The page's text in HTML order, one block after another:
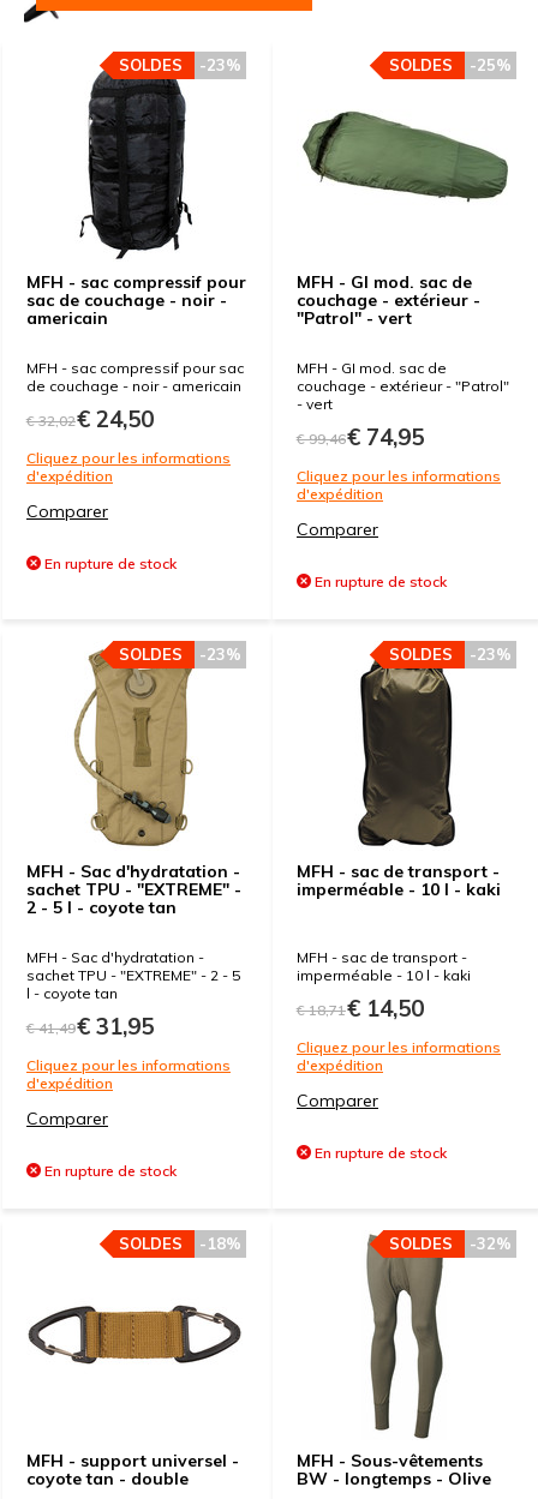
MFH - sac compressif pour
sac de couchage - noir -
americain
-23%
SOLDES
MFH - sac compressif pour sac
de couchage - noir - americain
€ 32,02€ 24,50
Cliquez pour les informations
d'expédition
Comparer
En rupture de stock
MFH - GI mod. sac de
couchage - extérieur -
"Patrol" - vert
-25%
SOLDES
MFH - GI mod. sac de
couchage - extérieur - "Patrol"
- vert
€ 99,46€ 74,95
Cliquez pour les informations
d'expédition
Comparer
En rupture de stock
MFH - Sac d'hydratation -
sachet TPU - "EXTREME" -
2 - 5 l - coyote tan
-23%
SOLDES
MFH - Sac d'hydratation -
sachet TPU - "EXTREME" - 2 - 5
l - coyote tan
€ 41,49€ 31,95
Cliquez pour les informations
d'expédition
Comparer
En rupture de stock
MFH - sac de transport -
imperméable - 10 l - kaki
-23%
SOLDES
MFH - sac de transport -
imperméable - 10 l - kaki
€ 18,71€ 14,50
Cliquez pour les informations
d'expédition
Comparer
En rupture de stock
MFH - support universel -
coyote tan - double
-18%
SOLDES
MFH - Sous-vêtements
BW - longtemps - Olive
-32%
SOLDES